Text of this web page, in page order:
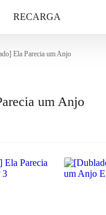
RECARGA
Ela Parecia um Anjo
um Anjo